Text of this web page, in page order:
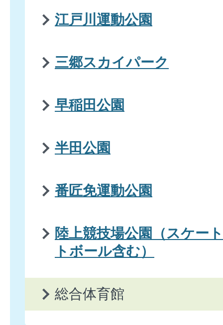
江戸川運動公園
三郷スカイパーク
早稲田公園
半田公園
番匠免運動公園
陸上競技場公園（スケー
トボール含む）
総合体育館